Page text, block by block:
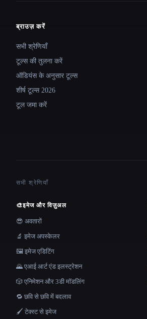
Site navigation
ब्राउज़ करें
सभी श्रेणियाँ
टूल्स की तुलना करें
ऑडियंस के अनुसार टूल्स
शीर्ष टूल्स 2026
टूल जमा करें
सभी श्रेणियाँ
🎨इमेज और विज़ुअल
😎 अवतारों
🔬 इमेज अपस्केलर
🖼️ इमेज एडिटिंग
🌄 एआई आर्ट एंड इलस्ट्रेशन
🎲 एनिमेशन और 3डी मॉडलिंग
🔁 छवि से छवि में बदलाव
🖌️ टेक्स्ट से इमेज